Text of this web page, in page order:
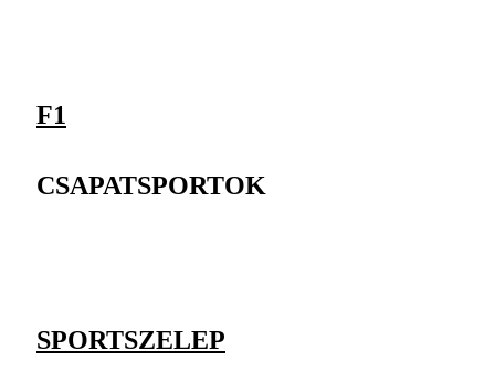
F1
CSAPATSPORTOK
SPORTSZELEP